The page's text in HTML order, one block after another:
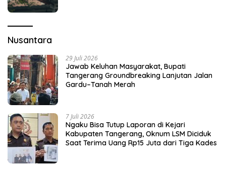
Nusantara
29 Juli 2026
Jawab Keluhan Masyarakat, Bupati
Tangerang Groundbreaking Lanjutan Jalan
Gardu–Tanah Merah
7 Juli 2026
Ngaku Bisa Tutup Laporan di Kejari
Kabupaten Tangerang, Oknum LSM Diciduk
Saat Terima Uang Rp15 Juta dari Tiga Kades